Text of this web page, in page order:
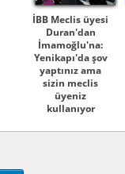
İBB Meclis üyesi
Duran'dan
İmamoğlu'na:
Yenikapı'da şov
yaptınız ama
sizin meclis
üyeniz
kullanıyor